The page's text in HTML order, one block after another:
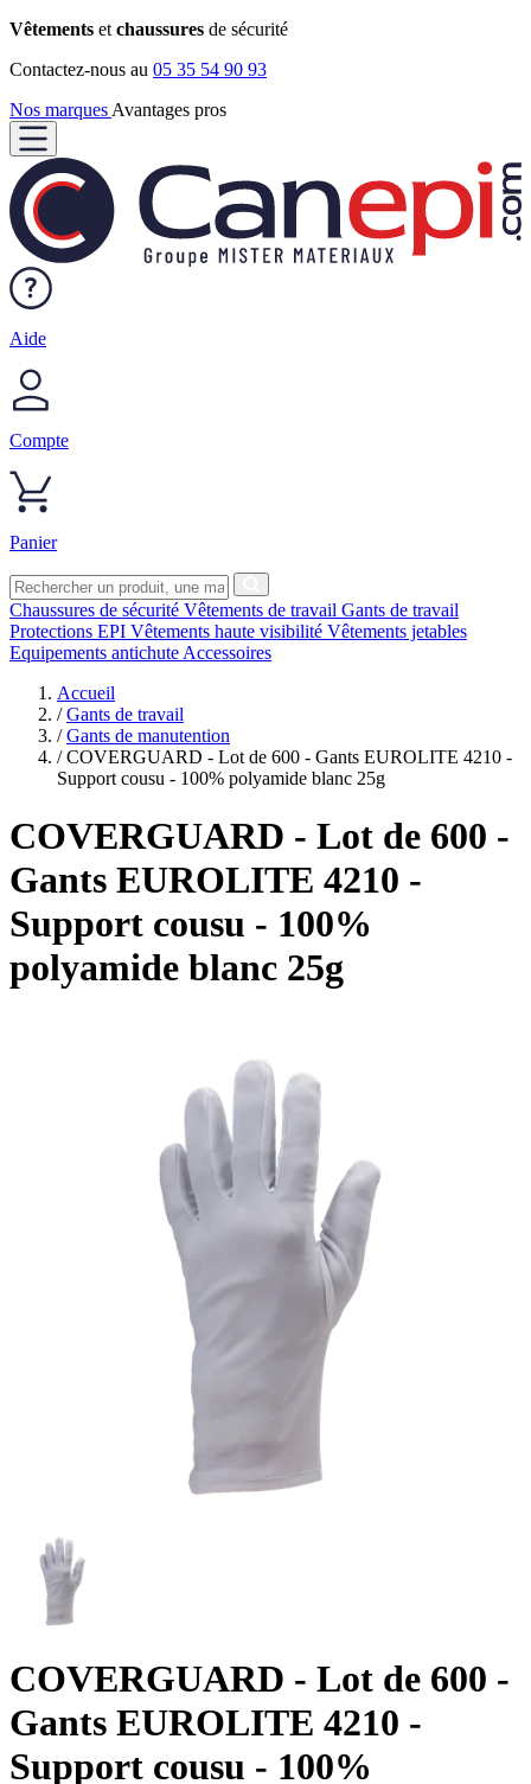
Vêtements et chaussures de sécurité
Contactez-nous au 05 35 54 90 93
Nos marques Avantages pros
Aide
Compte
Panier
Chaussures de sécurité Vêtements de travail Gants de travail
Protections EPI Vêtements haute visibilité Vêtements jetables
Equipements antichute Accessoires
Accueil
/ Gants de travail
/ Gants de manutention
/ COVERGUARD - Lot de 600 - Gants EUROLITE 4210 -
Support cousu - 100% polyamide blanc 25g
COVERGUARD - Lot de 600 -
Gants EUROLITE 4210 -
Support cousu - 100%
polyamide blanc 25g
COVERGUARD - Lot de 600 -
Gants EUROLITE 4210 -
Support cousu - 100%